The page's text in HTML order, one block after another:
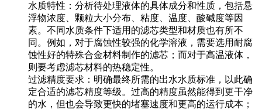
水质特性 ：分析待处理液体的具体成分和性质，包括悬
浮物浓度、颗粒大小分布、粘度、温度、酸碱度等因
素。不同水质条件下适用的滤芯类型和材质也有所不
同。例如，对于腐蚀性较强的化学溶液，需要选用耐腐
蚀性好的特殊合金材料制作的滤芯；而对于高温液体，
则要考虑滤芯材料的热稳定性。
过滤精度要求 ：明确最终所需的出水水质标准，以此确
定合适的滤芯精度等级。过高的精度虽然能得到更干净
的水，但也会导致更快的堵塞速度和更高的运行成本；